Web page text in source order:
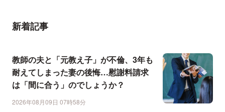
新着記事
教師の夫と「元教え子」が不倫、3年も
耐えてしまった妻の後悔…慰謝料請求
は「間に合う」のでしょうか？
2026年08月09日 07時58分